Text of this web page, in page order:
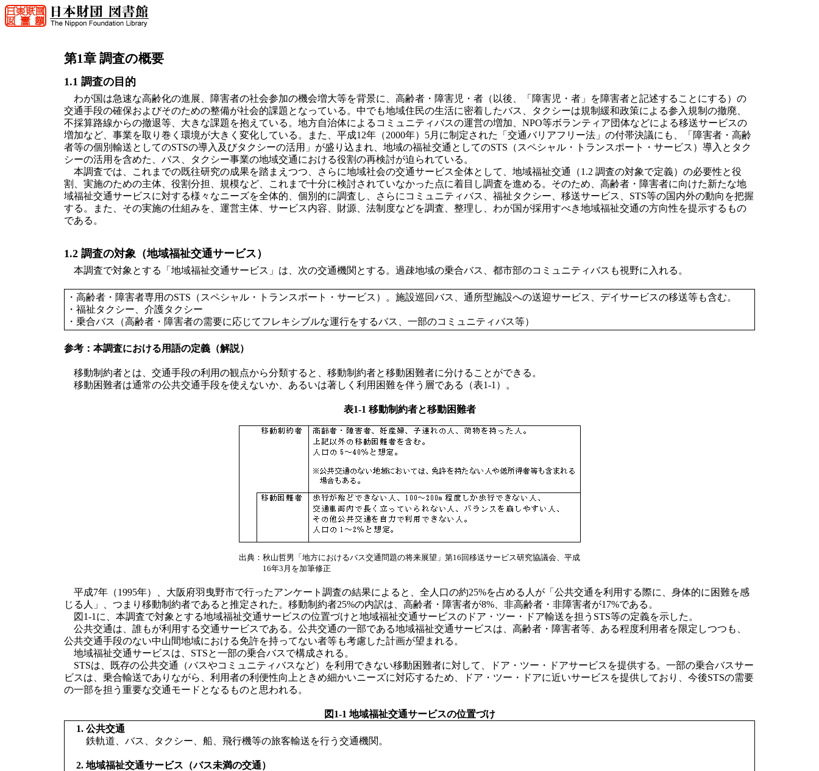
第1章 調査の概要
1.1 調査の目的
わが国は急速な高齢化の進展、障害者の社会参加の機会増大等を背景に、高齢者・障害児・者（以後、「障害児・者」を障害者と記述することにする）の
交通手段の確保およびそのための整備が社会的課題となっている。中でも地域住民の生活に密着したバス、タクシーは規制緩和政策による参入規制の撤廃、
不採算路線からの撤退等、大きな課題を抱えている。地方自治体によるコミュニティバスの運営の増加、NPO等ボランティア団体などによる移送サービスの
増加など、事業を取り巻く環境が大きく変化している。また、平成12年（2000年）5月に制定された「交通バリアフリー法」の付帯決議にも、「障害者・高齢
者等の個別輸送としてのSTSの導入及びタクシーの活用」が盛り込まれ、地域の福祉交通としてのSTS（スペシャル・トランスポート・サービス）導入とタク
シーの活用を含めた、バス、タクシー事業の地域交通における役割の再検討が迫られている。
本調査では、これまでの既往研究の成果を踏まえつつ、さらに地域社会の交通サービス全体として、地域福祉交通（1.2 調査の対象で定義）の必要性と役
割、実施のための主体、役割分担、規模など、これまで十分に検討されていなかった点に着目し調査を進める。そのため、高齢者・障害者に向けた新たな地
域福祉交通サービスに対する様々なニーズを全体的、個別的に調査し、さらにコミュニティバス、福祉タクシー、移送サービス、STS等の国内外の動向を把握
する。また、その実施の仕組みを、運営主体、サービス内容、財源、法制度などを調査、整理し、わが国が採用すべき地域福祉交通の方向性を提示するもの
である。
1.2 調査の対象（地域福祉交通サービス）
本調査で対象とする「地域福祉交通サービス」は、次の交通機関とする。過疎地域の乗合バス、都市部のコミュニティバスも視野に入れる。
・高齢者・障害者専用のSTS（スペシャル・トランスポート・サービス）。施設巡回バス、通所型施設への送迎サービス、デイサービスの移送等も含む。
・福祉タクシー、介護タクシー
・乗合バス（高齢者・障害者の需要に応じてフレキシブルな運行をするバス、一部のコミュニティバス等）
参考：本調査における用語の定義（解説）
移動制約者とは、交通手段の利用の観点から分類すると、移動制約者と移動困難者に分けることができる。
移動困難者は通常の公共交通手段を使えないか、あるいは著しく利用困難を伴う層である（表1-1）。
表1-1 移動制約者と移動困難者
出典： 秋山哲男「地方におけるバス交通問題の将来展望」第16回移送サービス研究協議会、平成
16年3月を加筆修正
平成7年（1995年）、大阪府羽曳野市で行ったアンケート調査の結果によると、全人口の約25%を占める人が「公共交通を利用する際に、身体的に困難を感
じる人」、つまり移動制約者であると推定された。移動制約者25%の内訳は、高齢者・障害者が8%、非高齢者・非障害者が17%である。
図1-1に、本調査で対象とする地域福祉交通サービスの位置づけと地域福祉交通サービスのドア・ツー・ドア輸送を担うSTS等の定義を示した。
公共交通は、誰もが利用する交通サービスである。公共交通の一部である地域福祉交通サービスは、高齢者・障害者等、ある程度利用者を限定しつつも、
公共交通手段のない中山間地域における免許を持ってない者等も考慮した計画が望まれる。
地域福祉交通サービスは、STSと一部の乗合バスで構成される。
STSは、既存の公共交通（バスやコミュニティバスなど）を利用できない移動困難者に対して、ドア・ツー・ドアサービスを提供する。一部の乗合バスサー
ビスは、乗合輸送でありながら、利用者の利便性向上ときめ細かいニーズに対応するため、ドア・ツー・ドアに近いサービスを提供しており、今後STSの需要
の一部を担う重要な交通モードとなるものと思われる。
図1-1 地域福祉交通サービスの位置づけ
1. 公共交通
鉄軌道、バス、タクシー、船、飛行機等の旅客輸送を行う交通機関。
2. 地域福祉交通サービス（バス未満の交通）